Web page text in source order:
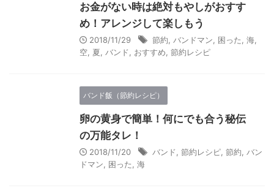
お金がない時は絶対もやしがおすす
め！アレンジして楽しもう
2018/11/29 節約 バンドマン 困った 海
空 夏 バンド おすすめ 節約レシピ
バンド飯（節約レシピ）
卵の黄身で簡単！何にでも合う秘伝
の万能タレ！
2018/11/20 バンド 節約レシピ 節約
バン
ドマン
困った 海